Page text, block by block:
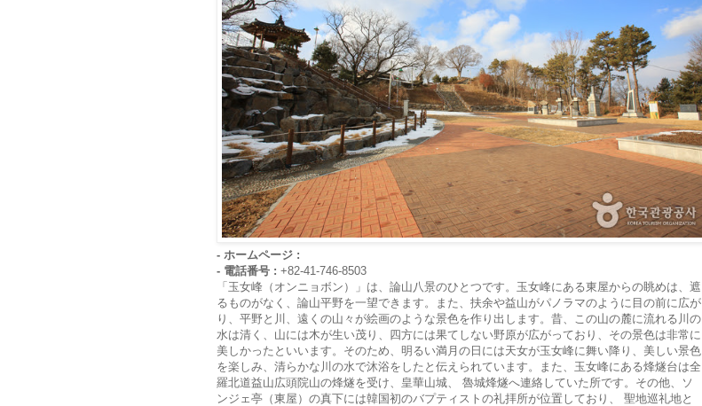
- ホームページ :
- 電話番号 : +82-41-746-8503
「玉女峰（オンニョボン）」は、論山八景のひとつです。玉女峰にある東屋からの眺めは、遮
るものがなく、論山平野を一望できます。また、扶余や益山がパノラマのように目の前に広が
り、平野と川、遠くの山々が絵画のような景色を作り出します。昔、この山の麓に流れる川の
水は清く、山には木が生い茂り、四方には果てしない野原が広がっており、その景色は非常に
美しかったといいます。そのため、明るい満月の日には天女が玉女峰に舞い降り、美しい景色
を楽しみ、清らかな川の水で沐浴をしたと伝えられています。また、玉女峰にある烽燧台は全
羅北道益山広頭院山の烽燧を受け、皇華山城、 魯城烽燧へ連絡していた所です。その他、ソ
ンジェ亭（東屋）の真下には韓国初のバプティストの礼拝所が位置しており、 聖地巡礼地と